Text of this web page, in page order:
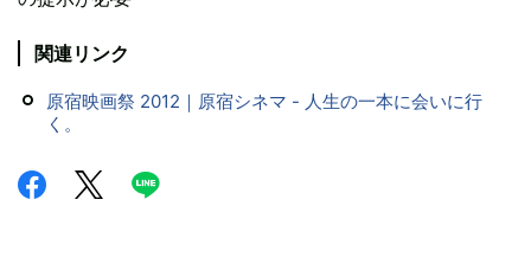
関連リンク
原宿映画祭 2012｜原宿シネマ - 人生の一本に会いに行
く。